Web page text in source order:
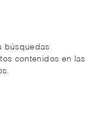
búsquedas
contenidos en las